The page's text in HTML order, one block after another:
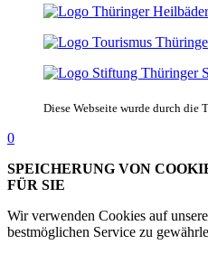
Diese Webseite wurde durch die
0
SPEICHERUNG VON
FÜR SIE
Wir verwenden Cookies auf
bestmöglichen Service zu